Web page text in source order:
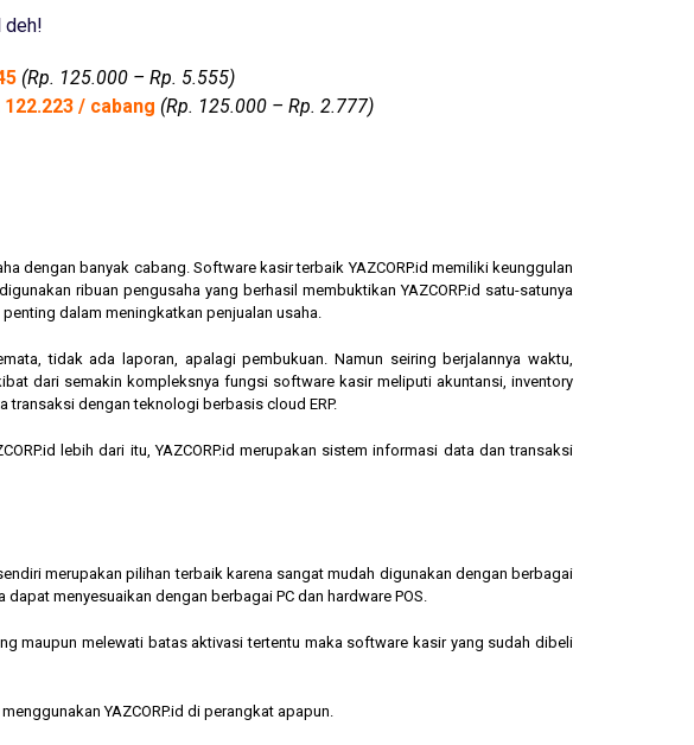
deh!
(Rp. 125.000 – Rp. 5.555)
/ cabang (Rp. 125.000 – Rp. 2.777)
dengan banyak cabang. Software kasir terbaik YAZCORP.id memiliki keunggulan
ribuan pengusaha yang berhasil membuktikan YAZCORP.id satu-satunya
dalam meningkatkan penjualan usaha.
tidak ada laporan, apalagi pembukuan. Namun seiring berjalannya waktu,
dari semakin kompleksnya fungsi software kasir meliputi akuntansi, inventory
transaksi dengan teknologi berbasis cloud ERP.
lebih dari itu, YAZCORP.id merupakan sistem informasi data dan transaksi
merupakan pilihan terbaik karena sangat mudah digunakan dengan berbagai
menyesuaikan dengan berbagai PC dan hardware POS.
maupun melewati batas aktivasi tertentu maka software kasir yang sudah dibeli
YAZCORP.id di perangkat apapun.